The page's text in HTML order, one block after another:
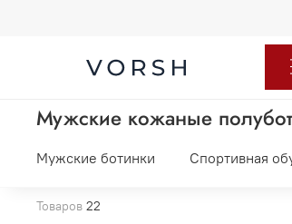
Мужские кожаные
Мужские ботинки Спортивная
Товаров 22